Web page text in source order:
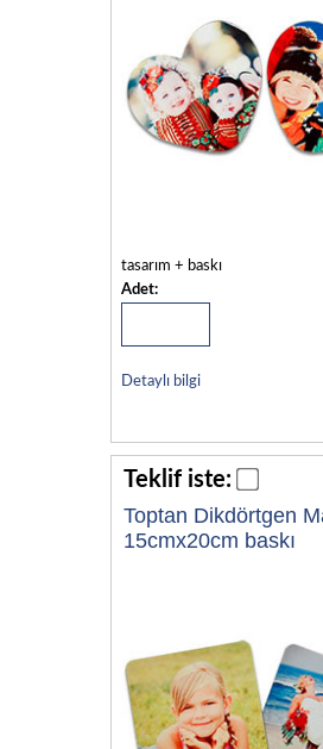
tasarım + baskı
Adet:
Detaylı bilgi
Teklif iste:
Toptan Dikdörtgen
15cmx20cm baskı